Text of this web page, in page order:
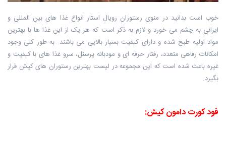
خوب است بدانید در منوی رستوران رویال استار انواع غذا های بین المللی و
ایرانی به ‏چشم می خورد و لازم به ذکر است که هر یک از این غذا ها با بهترین
مواد اولیه طبخ ‏شده و دارای کیفیت بسیار بالایی می باشند. به طور کلی وجود
امکانات رفاهی متعدد، رفتار حرفه ای و مودبانه پرسنل، سرو غذا های ‏با کیفیت و
غیره باعث شده است که این مجموعه در لیست بهترین رستوران های کیش ‏قرار
بگیرد.
فود کورت دامون کیش: